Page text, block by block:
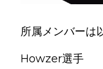
所属メンバーは
Howzer選手